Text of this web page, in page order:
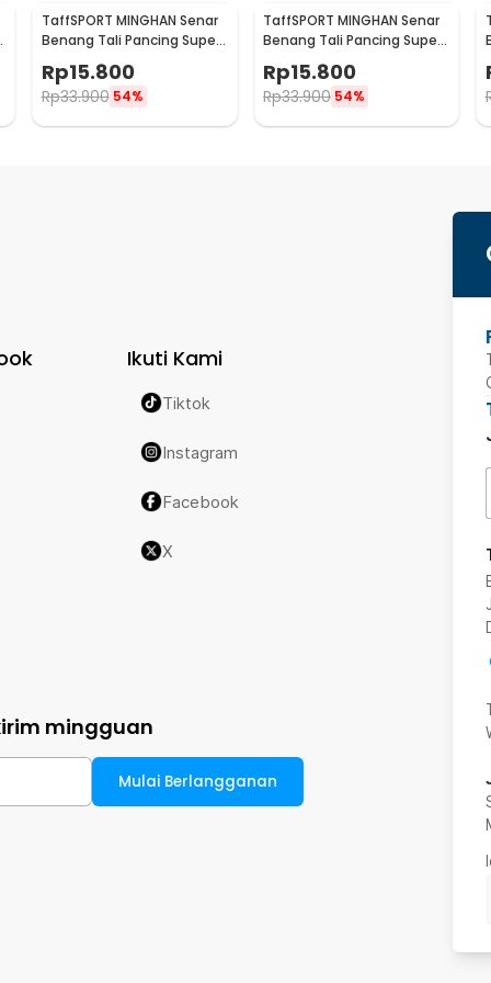
TaffSPORT MINGHAN Senar
Benang Tali Pancing Super
PE Braided Line 100M 0.8 -
X4
Rp15.800
Rp33.900 54%
TaffSPORT MINGHAN Senar
Benang Tali Pancing Super
PE Braided Line 100M 1.0 -
X4
Rp15.800
Rp33.900 54%
Ikuti Kami
Tiktok
Instagram
Facebook
X
mingguan
Mulai Berlangganan